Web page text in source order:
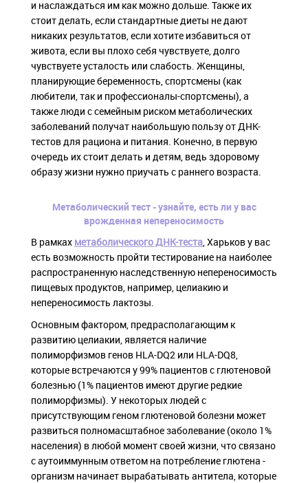
и наслаждаться им как можно дольше. Также их
стоит делать, если стандартные диеты не дают
никаких результатов, если хотите избавиться от
живота, если вы плохо себя чувствуете, долго
чувствуете усталость или слабость. Женщины,
планирующие беременность, спортсмены (как
любители, так и профессионалы-спортсмены), а
также люди с семейным риском метаболических
заболеваний получат наибольшую пользу от ДНК-
тестов для рациона и питания. Конечно, в первую
очередь их стоит делать и детям, ведь здоровому
образу жизни нужно приучать с раннего возраста.
Метаболический тест - узнайте, есть ли у вас
врожденная непереносимость
В рамках метаболического ДНК-теста, Харьков у вас
есть возможность пройти тестирование на наиболее
распространенную наследственную непереносимость
пищевых продуктов, например, целиакию и
непереносимость лактозы.
Основным фактором, предрасполагающим к
развитию целиакии, является наличие
полиморфизмов генов HLA-DQ2 или HLA-DQ8,
которые встречаются у 99% пациентов с глютеновой
болезнью (1% пациентов имеют другие редкие
полиморфизмы). У некоторых людей с
присутствующим геном глютеновой болезни может
развиться полномасштабное заболевание (около 1%
населения) в любой момент своей жизни, что связано
с аутоиммунным ответом на потребление глютена -
организм начинает вырабатывать антитела, которые